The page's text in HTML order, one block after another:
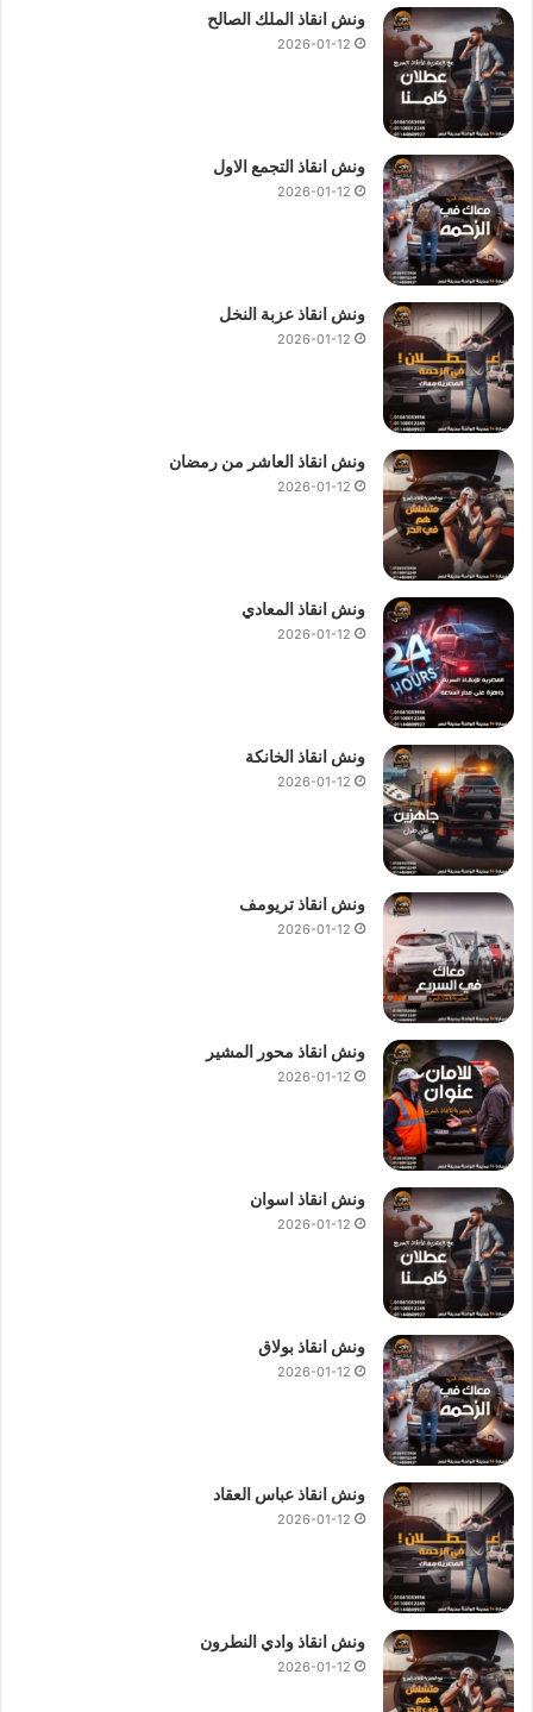
ونش انقاذ الملك الصالح
2026-01-12
ونش انقاذ التجمع الاول
2026-01-12
ونش انقاذ عزبة النخل
2026-01-12
ونش انقاذ العاشر من رمضان
2026-01-12
ونش انقاذ المعادي
2026-01-12
ونش انقاذ الخانكة
2026-01-12
ونش انقاذ تريومف
2026-01-12
ونش انقاذ محور المشير
2026-01-12
ونش انقاذ اسوان
2026-01-12
ونش انقاذ بولاق
2026-01-12
ونش انقاذ عباس العقاد
2026-01-12
ونش انقاذ وادي النطرون
2026-01-12